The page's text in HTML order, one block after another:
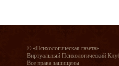
© «Психологическая газета»
Виртуальный Психологический
Все права защищены